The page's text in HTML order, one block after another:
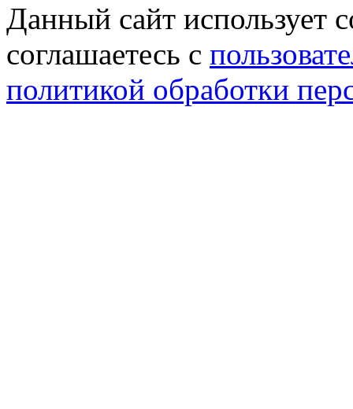
Данный сайт использует
соглашаетесь с
политикой обработки